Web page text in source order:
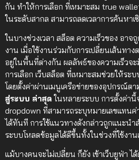
กัน ทำให้การเลือก ที่เหมาะสม true
ในระดับสากล สามารถลดเวลาการค้นหาเ
ในบางช่วงเวลา สล็อต ความเร็วของ อาจ
งาน เมื่อใช้งานร่วมกับการเปลี่ยนเส้นทา
อยู่ในพื้นที่ต่างกัน ผลลัพธ์ของความเร็วจ
การเลือก เว็บสล็อต ที่เหมาะสมช่วยให้ระ
โดยตั้งค่าผ่านเมนูเครือข่ายของอุปกรณ์ต
สู่ระบบ ล่าสุดในหลายระบบ การตั้งค่านี้
dropdown ที่สามารถระบุหมายเลขแทนค่
ได้ทันที การใช้แนวทางดังกล่าวถูกแนะน
ระบบโหลดข้อมูลได้ดีขึ้นทั้งในช่วงที่ใช้งาน
แม้บางคนจะไม่เปลี่ยน ก็ยัง เข้าเว็บยูฟ่า